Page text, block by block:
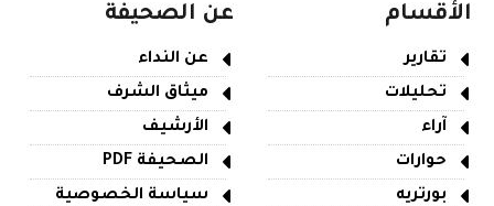
الأقسام
تقارير
تحليلات
آراء
حوارات
بورتريه
عن الصحيفة
عن النداء
ميثاق الشرف
الأرشيف
الصحيفة PDF
سياسة الخصوصية